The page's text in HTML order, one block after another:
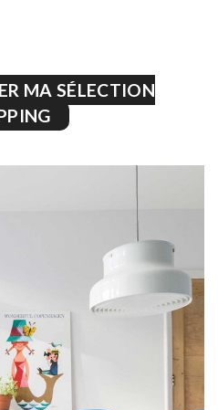
MA SÉLECTION